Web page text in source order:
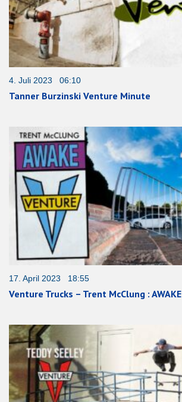
4. Juli 2023 06:10
Tanner Burzinski Venture Minute
17. April 2023 18:55
Venture Trucks – Trent McClung : AWAKE